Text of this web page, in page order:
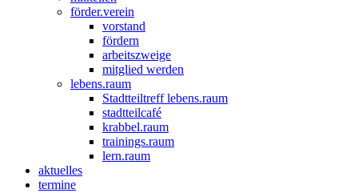
förder.verein
vorstand
fördern
arbeitszweige
mitglied werden
lebens.raum
Stadtteiltreff lebens.raum
stadtteilcafé
krabbel.raum
trainings.raum
lern.raum
aktuelles
termine